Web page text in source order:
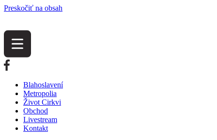
Preskočiť na obsah
Blahoslavení
Metropolia
Život Cirkvi
Obchod
Livestream
Kontakt